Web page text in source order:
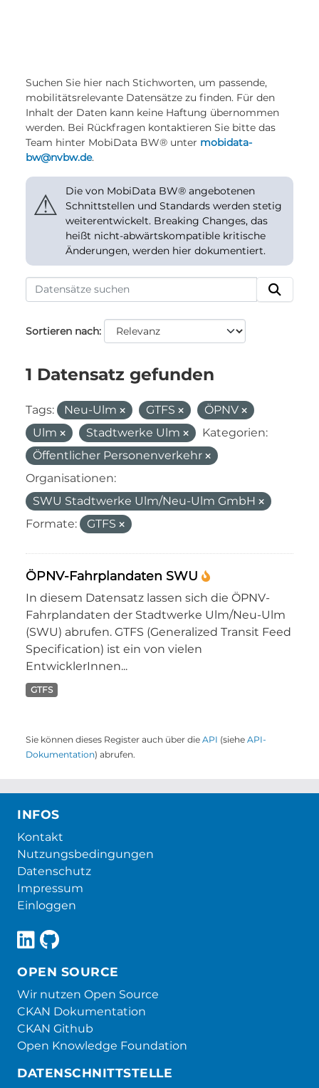
Suchen Sie hier nach Stichworten, um passende,
mobilitätsrelevante Datensätze zu finden. Für den
Inhalt der Daten kann keine Haftung übernommen
werden. Bei Rückfragen kontaktieren Sie bitte das
Team hinter MobiData BW® unter mobidata-
bw@nvbw.de.
⚠
Die von MobiData BW® angebotenen
Schnittstellen und Standards werden stetig
weiterentwickelt. Breaking Changes, das
heißt nicht-abwärtskompatible kritische
Änderungen, werden hier dokumentiert.
Sortieren nach
1 Datensatz gefunden
Tags: Neu-Ulm GTFS
ÖPNV
Ulm
Stadtwerke Ulm
Kategorien:
Öffentlicher Personenverkehr
Organisationen:
SWU Stadtwerke Ulm/Neu-Ulm GmbH
Formate:
GTFS
ÖPNV-Fahrplandaten SWU
In diesem Datensatz lassen sich die ÖPNV-
Fahrplandaten der Stadtwerke Ulm/Neu-Ulm
(SWU) abrufen. GTFS (Generalized Transit Feed
Specification) ist ein von vielen
EntwicklerInnen...
GTFS
Sie können dieses Register auch über die API (siehe API-
Dokumentation) abrufen.
INFOS
Kontakt
Nutzungsbedingungen
Datenschutz
Impressum
Einloggen
OPEN SOURCE
Wir nutzen Open Source
CKAN Dokumentation
CKAN Github
Open Knowledge Foundation
DATENSCHNITTSTELLE